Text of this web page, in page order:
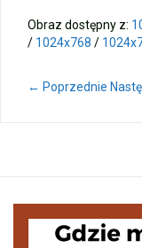
🌊🏰
Obraz dostępny z:
/ 1024x768 /
← Poprzednie